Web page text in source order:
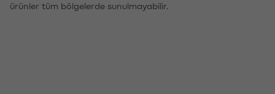
ürünler tüm bölgelerde sunulmayabilir.